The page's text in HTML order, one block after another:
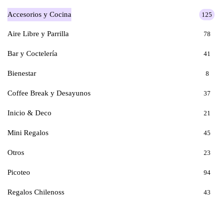
Accesorios y Cocina 125
Aire Libre y Parrilla 78
Bar y Coctelería 41
Bienestar 8
Coffee Break y Desayunos 37
Inicio & Deco 21
Mini Regalos 45
Otros 23
Picoteo 94
Regalos Chilenoss 43